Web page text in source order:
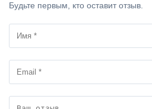
Будьте первым, кто оставит отзыв.